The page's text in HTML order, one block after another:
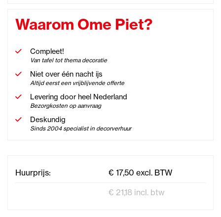
Waarom Ome Piet?
Compleet!
Van tafel tot thema decoratie
Niet over één nacht ijs
Altijd eerst een vrijblijvende offerte
Levering door heel Nederland
Bezorgkosten op aanvraag
Deskundig
Sinds 2004 specialist in decorverhuur
Huurprijs:
€ 17,50 excl. BTW
€ 21,18 incl. btw